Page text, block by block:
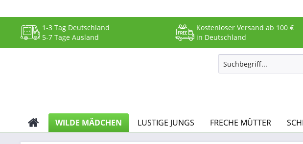
1-3 Tag Deutschland
5-7 Tage Ausland
Kostenloser Versand ab 100 €
in Deutschland
WILDE MÄDCHEN LUSTIGE JUNGS FRECHE MÜTTER